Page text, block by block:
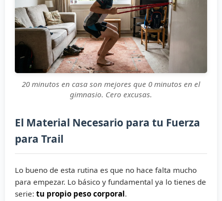
20 minutos en casa son mejores que 0 minutos en el
gimnasio. Cero excusas.
El Material Necesario para tu Fuerza
para Trail
Lo bueno de esta rutina es que no hace falta mucho
para empezar. Lo básico y fundamental ya lo tienes de
serie: tu propio peso corporal.